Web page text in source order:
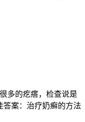
多的疙瘩，检查说是
案：治疗奶癣的方法